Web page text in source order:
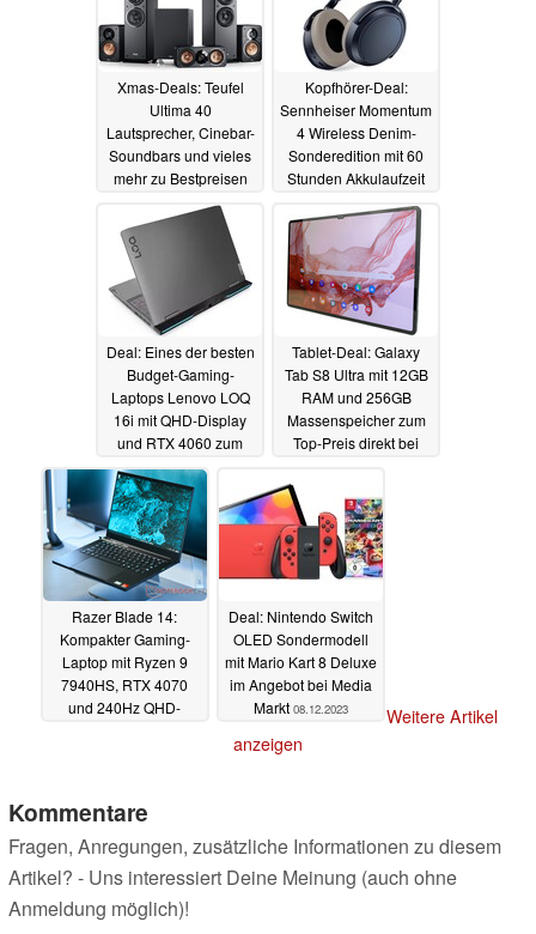
Xmas-Deals: Teufel
Ultima 40
Lautsprecher, Cinebar-
Soundbars und vieles
mehr zu Bestpreisen
direkt beim Hersteller
10.12.2023
Kopfhörer-Deal:
Sennheiser Momentum
4 Wireless Denim-
Sonderedition mit 60
Stunden Akkulaufzeit
Bestpreis
10.12.2023
Deal: Eines der besten
Budget-Gaming-
Laptops Lenovo LOQ
16i mit QHD-Display
und RTX 4060 zum
Bestpreis direkt vom
Hersteller10.12.2023
Tablet-Deal: Galaxy
Tab S8 Ultra mit 12GB
RAM und 256GB
Massenspeicher zum
Top-Preis direkt bei
Razer Blade 14:
Kompakter Gaming-
Laptop mit Ryzen 9
7940HS, RTX 4070
und 240Hz QHD-
Deal: Nintendo Switch
OLED Sondermodell
mit Mario Kart 8 Deluxe
im Angebot bei Media
Markt 08.12.2023
Weitere Artikel
anzeigen
Kommentare
Fragen, Anregungen, zusätzliche Informationen zu diesem
Artikel? - Uns interessiert Deine Meinung (auch ohne
Anmeldung möglich)!